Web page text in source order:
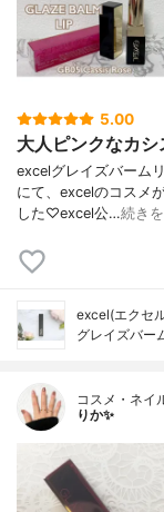
5.00
大人ピンクなカシ
excelグレイズバーム
にて、excelのコスメ
した♡excel公…続き
excel(エクセ
グレイズバー
コスメ・ネイ
りか✨